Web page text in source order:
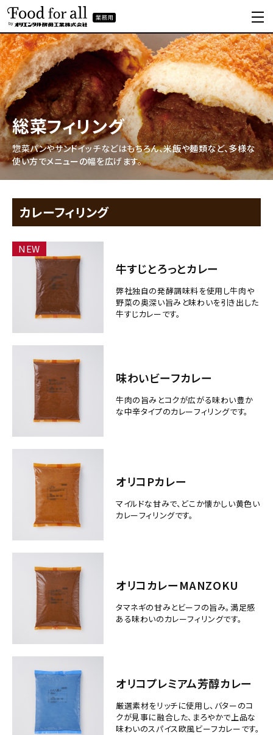
総菜フィリング
惣菜パンやサンドイッチなどはもちろん、米飯や麺類など、多様な
使い方でメニューの幅を広げます。
カレーフィリング
NEW
牛すじとろっとカレー
弊社独自の発酵調味料を使用し牛肉や
野菜の奥深い旨みと味わいを引き出した
牛すじカレーです。
味わいビーフカレー
牛肉の旨みとコクが広がる味わい豊か
な中辛タイプのカレーフィリングです。
オリコPカレー
マイルドな甘みで、どこか懐かしい黄色い
カレーフィリングです。
オリコカレーMANZOKU
タマネギの甘みとビーフの旨み。満足感
ある味わいのカレーフィリングです。
オリコプレミアム芳醇カレー
厳選素材をリッチに使用し、バターのコ
クが見事に融合した、まろやかで上品な
味わいのスパイス欧風ビーフカレーです。